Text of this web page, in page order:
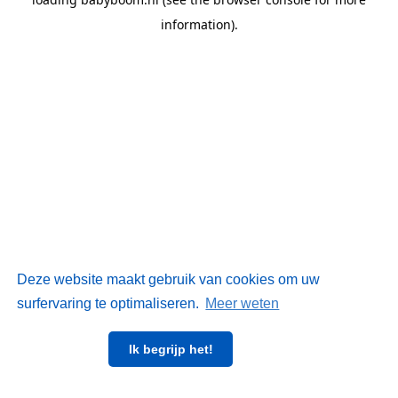
Deze website maakt gebruik van cookies om uw
surfervaring te optimaliseren. Meer weten
Ik begrijp het!
information).